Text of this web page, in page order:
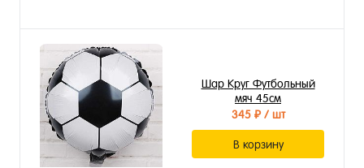
Шар Круг Футбольный
мяч 45см
345 ₽/ шт
В корзину